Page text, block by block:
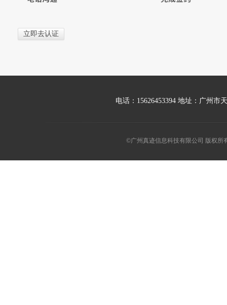
立即去认证
电话：15626453394 地址：广州市
©广州真迹信息科技有限公司 版权所